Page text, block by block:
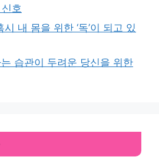
호
내 몸을 위한 ‘독’이 되고 있
습관이 두려운 당신을 위한